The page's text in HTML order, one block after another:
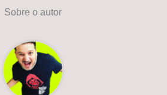
Sobre o autor